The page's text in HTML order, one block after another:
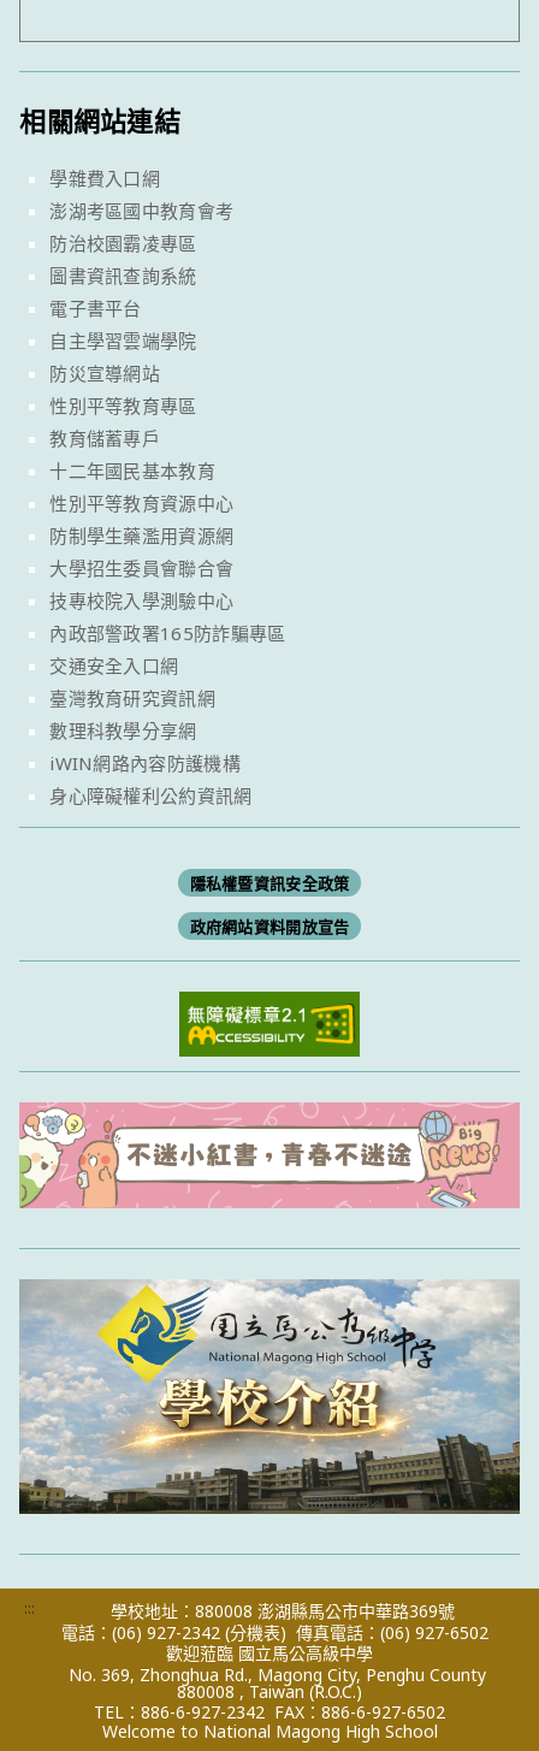
相關網站連結
學雜費入口網
澎湖考區國中教育會考
防治校園霸凌專區
圖書資訊查詢系統
電子書平台
自主學習雲端學院
防災宣導網站
性別平等教育專區
教育儲蓄專戶
十二年國民基本教育
性別平等教育資源中心
防制學生藥濫用資源網
大學招生委員會聯合會
技專校院入學測驗中心
內政部警政署165防詐騙專區
交通安全入口網
臺灣教育研究資訊網
數理科教學分享網
iWIN網路內容防護機構
身心障礙權利公約資訊網
隱私權暨資訊安全政策
政府網站資料開放宣告
:::
學校地址：880008 澎湖縣馬公市中華路369號
電話：(06) 927-2342 (分機表) 傳真電話：(06) 927-6502
歡迎蒞臨 國立馬公高級中學
No. 369, Zhonghua Rd., Magong City, Penghu County
880008 , Taiwan (R.O.C.)
TEL：886-6-927-2342 FAX：886-6-927-6502
Welcome to National Magong High School